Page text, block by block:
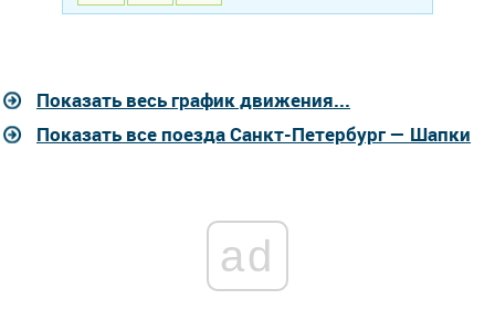
Показать весь график движения...
Показать все поезда Санкт-Петербург — Шапки
ad